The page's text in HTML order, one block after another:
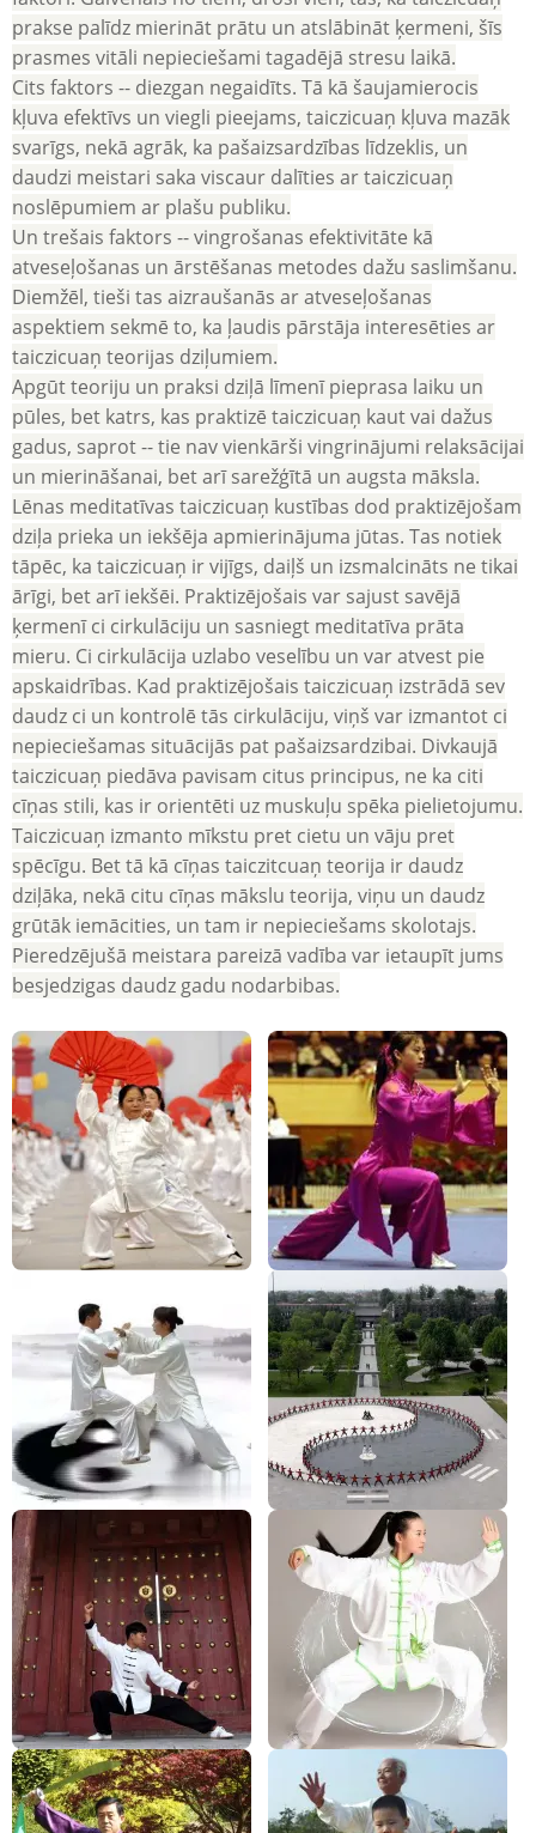
prakse palīdz mierināt prātu un atslābināt ķermeni, šīs
prasmes vitāli nepieciešami tagadējā stresu laikā.
Cits faktors -- diezgan negaidīts. Tā kā šaujamierocis
kļuva efektīvs un viegli pieejams, taiczicuaņ kļuva mazāk
svarīgs, nekā agrāk, ka pašaizsardzības līdzeklis, un
daudzi meistari saka viscaur dalīties ar taiczicuaņ
noslēpumiem ar plašu publiku.
Un trešais faktors -- vingrošanas efektivitāte kā
atveseļošanas un ārstēšanas metodes dažu saslimšanu.
Diemžēl, tieši tas aizraušanās ar atveseļošanas
aspektiem sekmē to, ka ļaudis pārstāja interesēties ar
taiczicuaņ teorijas dziļumiem.
Apgūt teoriju un praksi dziļā līmenī pieprasa laiku un
pūles, bet katrs, kas praktizē taiczicuaņ kaut vai dažus
gadus, saprot -- tie nav vienkārši vingrinājumi relaksācijai
un mierināšanai, bet arī sarežģītā un augsta māksla.
Lēnas meditatīvas taiczicuaņ kustības dod praktizējošam
dziļa prieka un iekšēja apmierinājuma jūtas. Tas notiek
tāpēc, ka taiczicuaņ ir vijīgs, daiļš un izsmalcināts ne tikai
ārīgi, bet arī iekšēi. Praktizējošais var sajust savējā
ķermenī ci cirkulāciju un sasniegt meditatīva prāta
mieru. Ci cirkulācija uzlabo veselību un var atvest pie
apskaidrības. Kad praktizējošais taiczicuaņ izstrādā sev
daudz ci un kontrolē tās cirkulāciju, viņš var izmantot ci
nepieciešamas situācijās pat pašaizsardzibai. Divkaujā
taiczicuaņ piedāva pavisam citus principus, ne ka citi
cīņas stili, kas ir orientēti uz muskuļu spēka pielietojumu.
Taiczicuaņ izmanto mīkstu pret cietu un vāju pret
spēcīgu. Bet tā kā cīņas taiczitcuaņ teorija ir daudz
dziļāka, nekā citu cīņas mākslu teorija, viņu un daudz
grūtāk iemācities, un tam ir nepieciešams skolotajs.
Pieredzējušā meistara pareizā vadība var ietaupīt jums
besjedzigas daudz gadu nodarbibas.